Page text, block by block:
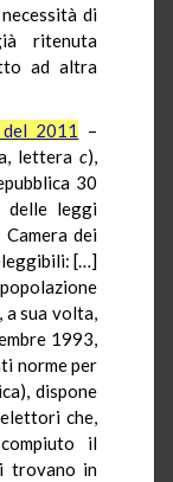
di
ritenuta
ad altra
2011
–
lettera c),
30
delle leggi
dei
[…]
a sua volta,
1993,
norme per
dispone
che,
il
trovano in